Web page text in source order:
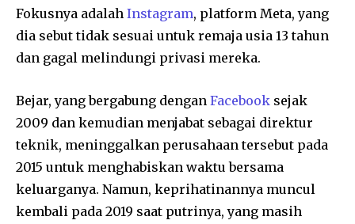
Fokusnya adalah Instagram, platform Meta, yang
dia sebut tidak sesuai untuk remaja usia 13 tahun
dan gagal melindungi privasi mereka.
Bejar, yang bergabung dengan Facebook sejak
2009 dan kemudian menjabat sebagai direktur
teknik, meninggalkan perusahaan tersebut pada
2015 untuk menghabiskan waktu bersama
keluarganya. Namun, keprihatinannya muncul
kembali pada 2019 saat putrinya, yang masih